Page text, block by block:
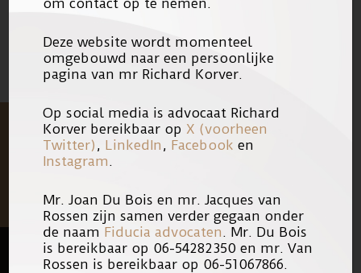
om contact op te nemen.
Deze website wordt momenteel
omgebouwd naar een persoonlijke
pagina van mr Richard Korver.
Op social media is advocaat Richard
Korver bereikbaar op X (voorheen
Twitter) , LinkedIn , Facebook en
Instagram.
Mr. Joan Du Bois en mr. Jacques van
Rossen zijn samen verder gegaan onder
de naam Fiducia advocaten. Mr. Du Bois
is bereikbaar op 06-54282350 en mr. Van
Rossen is bereikbaar op 06-51067866.